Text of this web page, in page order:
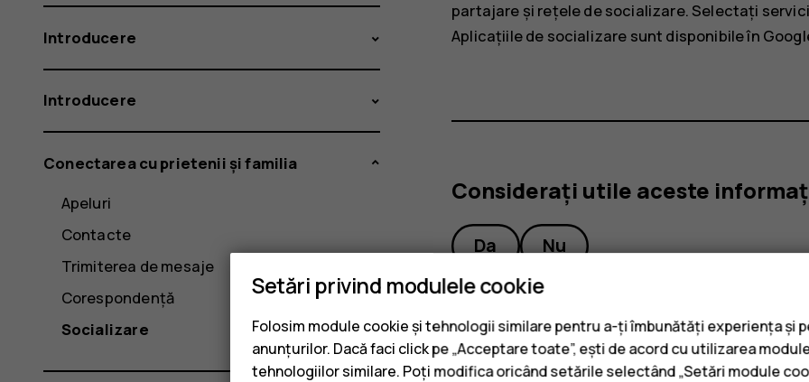
partajare și rețele de socializare. Selectați
Aplicațiile de socializare sunt disponibile în
Considerați utile aceste
Da Nu
Introducere
Introducere
Conectarea cu prietenii și familia
Apeluri
Contacte
Trimiterea de mesaje
Corespondență
Socializare
Setări privind modulele cookie
Folosim module cookie și tehnologii similare pentru a-ți îmbunătăți experiența și
anunțurilor. Dacă faci click pe „Acceptare toate”, ești de acord cu utilizarea
tehnologiilor similare. Poți modifica oricând setările selectând „Setări module